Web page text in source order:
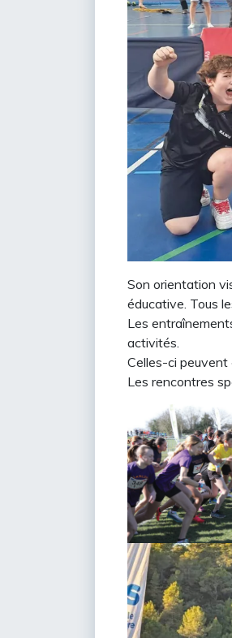
Son orientation
éducative. Tous
Les
activités.
Celles-ci
Les rencontres